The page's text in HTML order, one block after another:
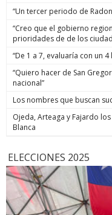
“Un tercer periodo de
“Creo que el gobierno
prioridades de de los
“De 1 a 7, evaluaría con un
“Quiero hacer de San
nacional”
Los nombres que buscan
Ojeda, Arteaga y Fajardo
Blanca
ELECCIONES 2025